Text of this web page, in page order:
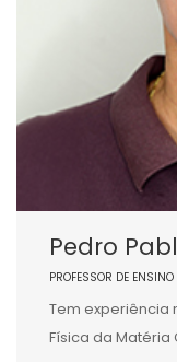
Pedro
PROFESSOR DE ENSINO
Tem experiência
Física da